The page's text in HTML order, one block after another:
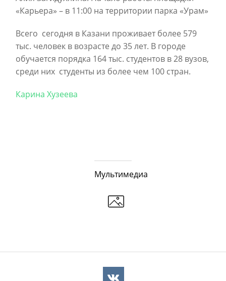
«Карьера» – в 11:00 на территории парка «Урам»
Всего сегодня в Казани проживает более 579
тыс. человек в возрасте до 35 лет. В городе
обучается порядка 164 тыс. студентов в 28 вузов,
среди них студенты из более чем 100 стран.
Карина Хузеева
Мультимедиа